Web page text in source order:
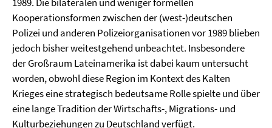
Kooperationsformen zwischen der (west-)deutschen
Polizei und anderen Polizeiorganisationen vor 1989 blieben
jedoch bisher weitestgehend unbeachtet. Insbesondere
der Großraum Lateinamerika ist dabei kaum untersucht
worden, obwohl diese Region im Kontext des Kalten
Krieges eine strategisch bedeutsame Rolle spielte und über
eine lange Tradition der Wirtschafts-, Migrations- und
Kulturbeziehungen zu Deutschland verfügt.